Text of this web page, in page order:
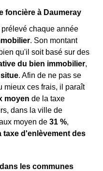
foncière à Daumeray
chaque année
. Son montant
qu'il soit basé sur des
du bien immobilier,
. Afin de ne pas se
mieux ces frais, il paraît
moyen de la taxe
dans la ville de
moyen de 31 %,
taxe d'enlèvement des
les communes